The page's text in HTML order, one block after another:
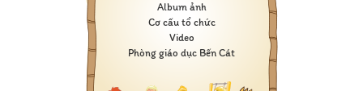
Album ảnh
Cơ cấu tổ chức
Video
Phòng giáo dục Bến Cát